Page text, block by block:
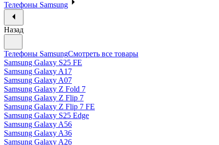
Телефоны Samsung
Назад
Телефоны SamsungСмотреть все товары
Samsung Galaxy S25 FE
Samsung Galaxy A17
Samsung Galaxy A07
Samsung Galaxy Z Fold 7
Samsung Galaxy Z Flip 7
Samsung Galaxy Z Flip 7 FE
Samsung Galaxy S25 Edge
Samsung Galaxy A56
Samsung Galaxy A36
Samsung Galaxy A26